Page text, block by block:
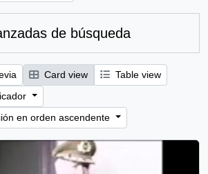
de búsqueda
Card view
Table view
en orden ascendente